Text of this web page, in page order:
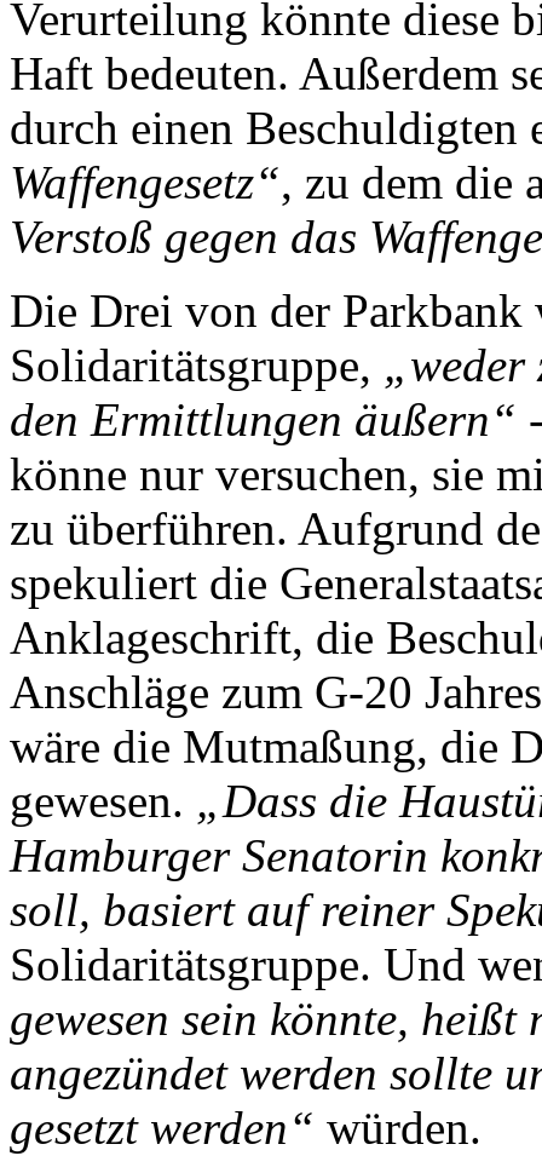
Verurteilung könnte diese
Haft bedeuten. Außerdem
durch einen Beschuldigten
Waffengesetz“, zu dem die
Verstoß gegen das
Die Drei von der Parkbank
Solidaritätsgruppe, „weder
den Ermittlungen äußern“
könne nur versuchen, sie
zu überführen. Aufgrund
spekuliert die
Anklageschrift, die
Anschläge zum G-20
wäre die Mutmaßung, die
gewesen. „Dass die
Hamburger Senatorin
soll, basiert auf reiner
Solidaritätsgruppe. Und
gewesen sein könnte,
angezündet werden sollte
gesetzt werden“ würden.